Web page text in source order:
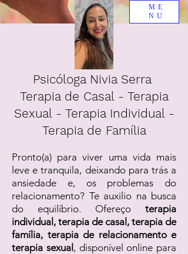
Psicóloga Nivia Serra
Terapia de Casal - Terapia
Sexual - Terapia Individual -
Terapia de Família
Pronto(a) para viver uma vida mais
leve e tranquila, deixando para trás a
ansiedade e, os problemas do
relacionamento? Te auxilio na busca
do equilíbrio. Ofereço terapia
individual, terapia de casal, terapia de
família, terapia de relacionamento e
terapia sexual , disponível online para
ME
NU